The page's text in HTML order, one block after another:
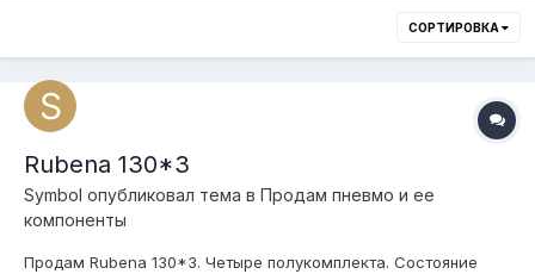
СОРТИРОВКА
Rubena 130*3
Symbol опубликовал тема в Продам пневмо и ее
компоненты
Продам Rubena 130*3. Четыре полукомплекта. Состояние